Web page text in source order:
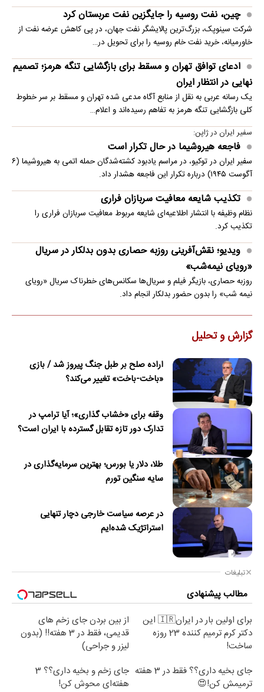
چین، نفت روسیه را جایگزین نفت عربستان کرد
شرکت سینوپک، بزرگ‌ترین پالایشگر نفت جهان، در پی کاهش عرضه نفت از
خاورمیانه، خرید نفت خام روسیه را برای تحویل در…
ادعای توافق تهران و مسقط برای بازگشایی تنگه هرمز؛ تصمیم
نهایی در انتظار ایران
یک رسانه عربی به نقل از منابع آگاه مدعی شده تهران و مسقط بر سر خطوط
کلی بازگشایی تنگه هرمز به تفاهم رسیده‌اند و اعلام…
سفیر ایران در ژاپن:
فاجعه هیروشیما در حال تکرار است
سفیر ایران در توکیو، در مراسم یادبود کشته‌شدگان حمله اتمی به هیروشیما (۶
آگوست ۱۹۴۵) درباره تکرار این فاجعه هشدار داد.
تکذیب شایعه معافیت سربازان فراری
نظام وظیفه با انتشار اطلاعیه‌ای شایعه مربوط معافیت سربازان فراری را
تکذیب کرد.
ویدیو؛ نقش‌آفرینی روزبه حصاری بدون بدلکار در سریال
«رویای نیمه‌شب»
روزبه حصاری، بازیگر فیلم و سریال‌ها سکانس‌های خطرناک سریال «رویای
نیمه شب» را بدون حضور بدلکار انجام داد.
گزارش و تحلیل
اراده صلح بر طبل جنگ پیروز شد / بازی
«باخت-باخت» تغییر می‌کند؟
وقفه برای «خشاب گذاری»؛ آیا ترامپ در
تدارک دور تازه تقابل گسترده با ایران است؟
طلا، دلار یا بورس؛ بهترین سرمایه‌گذاری در
سایه سنگین تورم
در عرصه سیاست خارجی دچار تنهایی
استراتژیک شده‌ایم
تبلیغات
مطالب پیشنهادی
برای اولین بار در ایران🇮🇷 این
دکتر کرم ترمیم کننده 23 روزه
ساخت!
از بین بردن جای زخم های
قدیمی، فقط در 3 هفته!! (بدون
لیزر و جراحی)
جای بخیه داری؟؟ فقط در 3 هفته
ترمیمش کن!😍
جای زخم و بخیه داری؟؟ 3
هفته‌ای محوش کن!